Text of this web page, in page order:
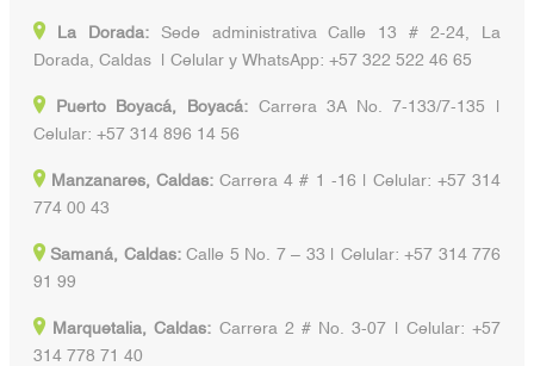
La Dorada:Sede administrativa Calle 13 # 2-24, La
Dorada, Caldas | Celular y WhatsApp: +57 322 522 46 65
Puerto Boyacá, Boyacá:Carrera 3A No. 7-133/7-135 |
Celular: +57 314 896 14 56
Manzanares, Caldas: Carrera 4 # 1 -16 | Celular: +57 314
774 00 43
Samaná, Caldas:Calle 5 No. 7 – 33 | Celular: +57 314 776
91 99
Marquetalia, Caldas: Carrera 2 # No. 3-07 | Celular: +57
314 778 71 40